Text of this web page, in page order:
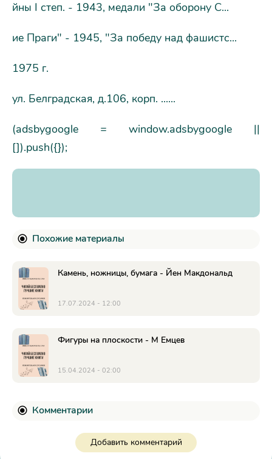
йны I степ. - 1943, медали "За оборону С...
ие Праги" - 1945, "За победу над фашистс...
1975 г.
ул. Белградская, д.106, корп. ......
(adsbygoogle = window.adsbygoogle ||
[]).push({});
Похожие материалы
Камень, ножницы, бумага - Йен Макдональд
17.07.2024 - 12:00
Фигуры на плоскости - М Емцев
15.04.2024 - 02:00
Комментарии
Добавить комментарий